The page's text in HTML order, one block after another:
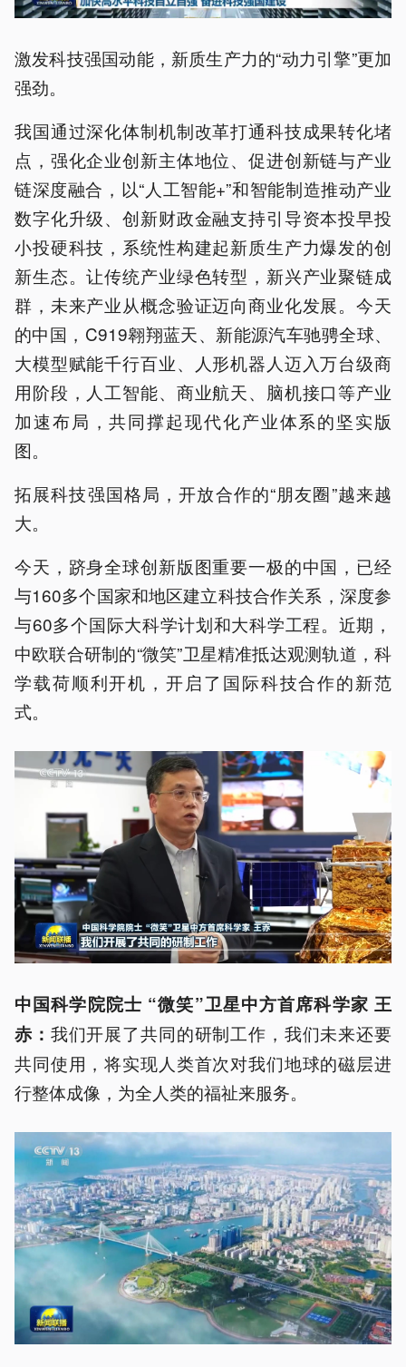
激发科技强国动能，新质生产力的“动力引擎”更加
强劲。
我国通过深化体制机制改革打通科技成果转化堵
点，强化企业创新主体地位、促进创新链与产业
链深度融合，以“人工智能+”和智能制造推动产业
数字化升级、创新财政金融支持引导资本投早投
小投硬科技，系统性构建起新质生产力爆发的创
新生态。让传统产业绿色转型，新兴产业聚链成
群，未来产业从概念验证迈向商业化发展。今天
的中国，C919翱翔蓝天、新能源汽车驰骋全球、
大模型赋能千行百业、人形机器人迈入万台级商
用阶段，人工智能、商业航天、脑机接口等产业
加速布局，共同撑起现代化产业体系的坚实版
图。
拓展科技强国格局，开放合作的“朋友圈”越来越
大。
今天，跻身全球创新版图重要一极的中国，已经
与160多个国家和地区建立科技合作关系，深度参
与60多个国际大科学计划和大科学工程。近期，
中欧联合研制的“微笑”卫星精准抵达观测轨道，科
学载荷顺利开机，开启了国际科技合作的新范
式。
中国科学院院士 “微笑”卫星中方首席科学家 王
赤： 我们开展了共同的研制工作，我们未来还要
共同使用，将实现人类首次对我们地球的磁层进
行整体成像，为全人类的福祉来服务。